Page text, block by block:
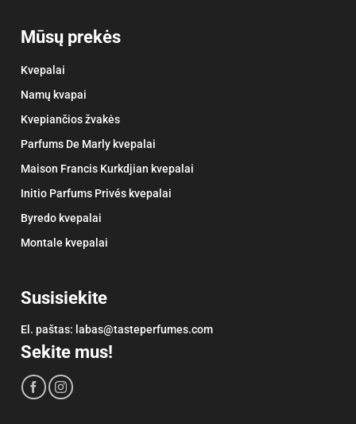
Mūsų prekės
Kvepalai
Namų kvapai
Kvepiančios žvakės
Parfums De Marly kvepalai
Maison Francis Kurkdjian kvepalai
Initio Parfums Privés kvepalai
Byredo kvepalai
Montale kvepalai
Susisiekite
El. paštas: labas@tasteperfumes.com
Sekite mus!